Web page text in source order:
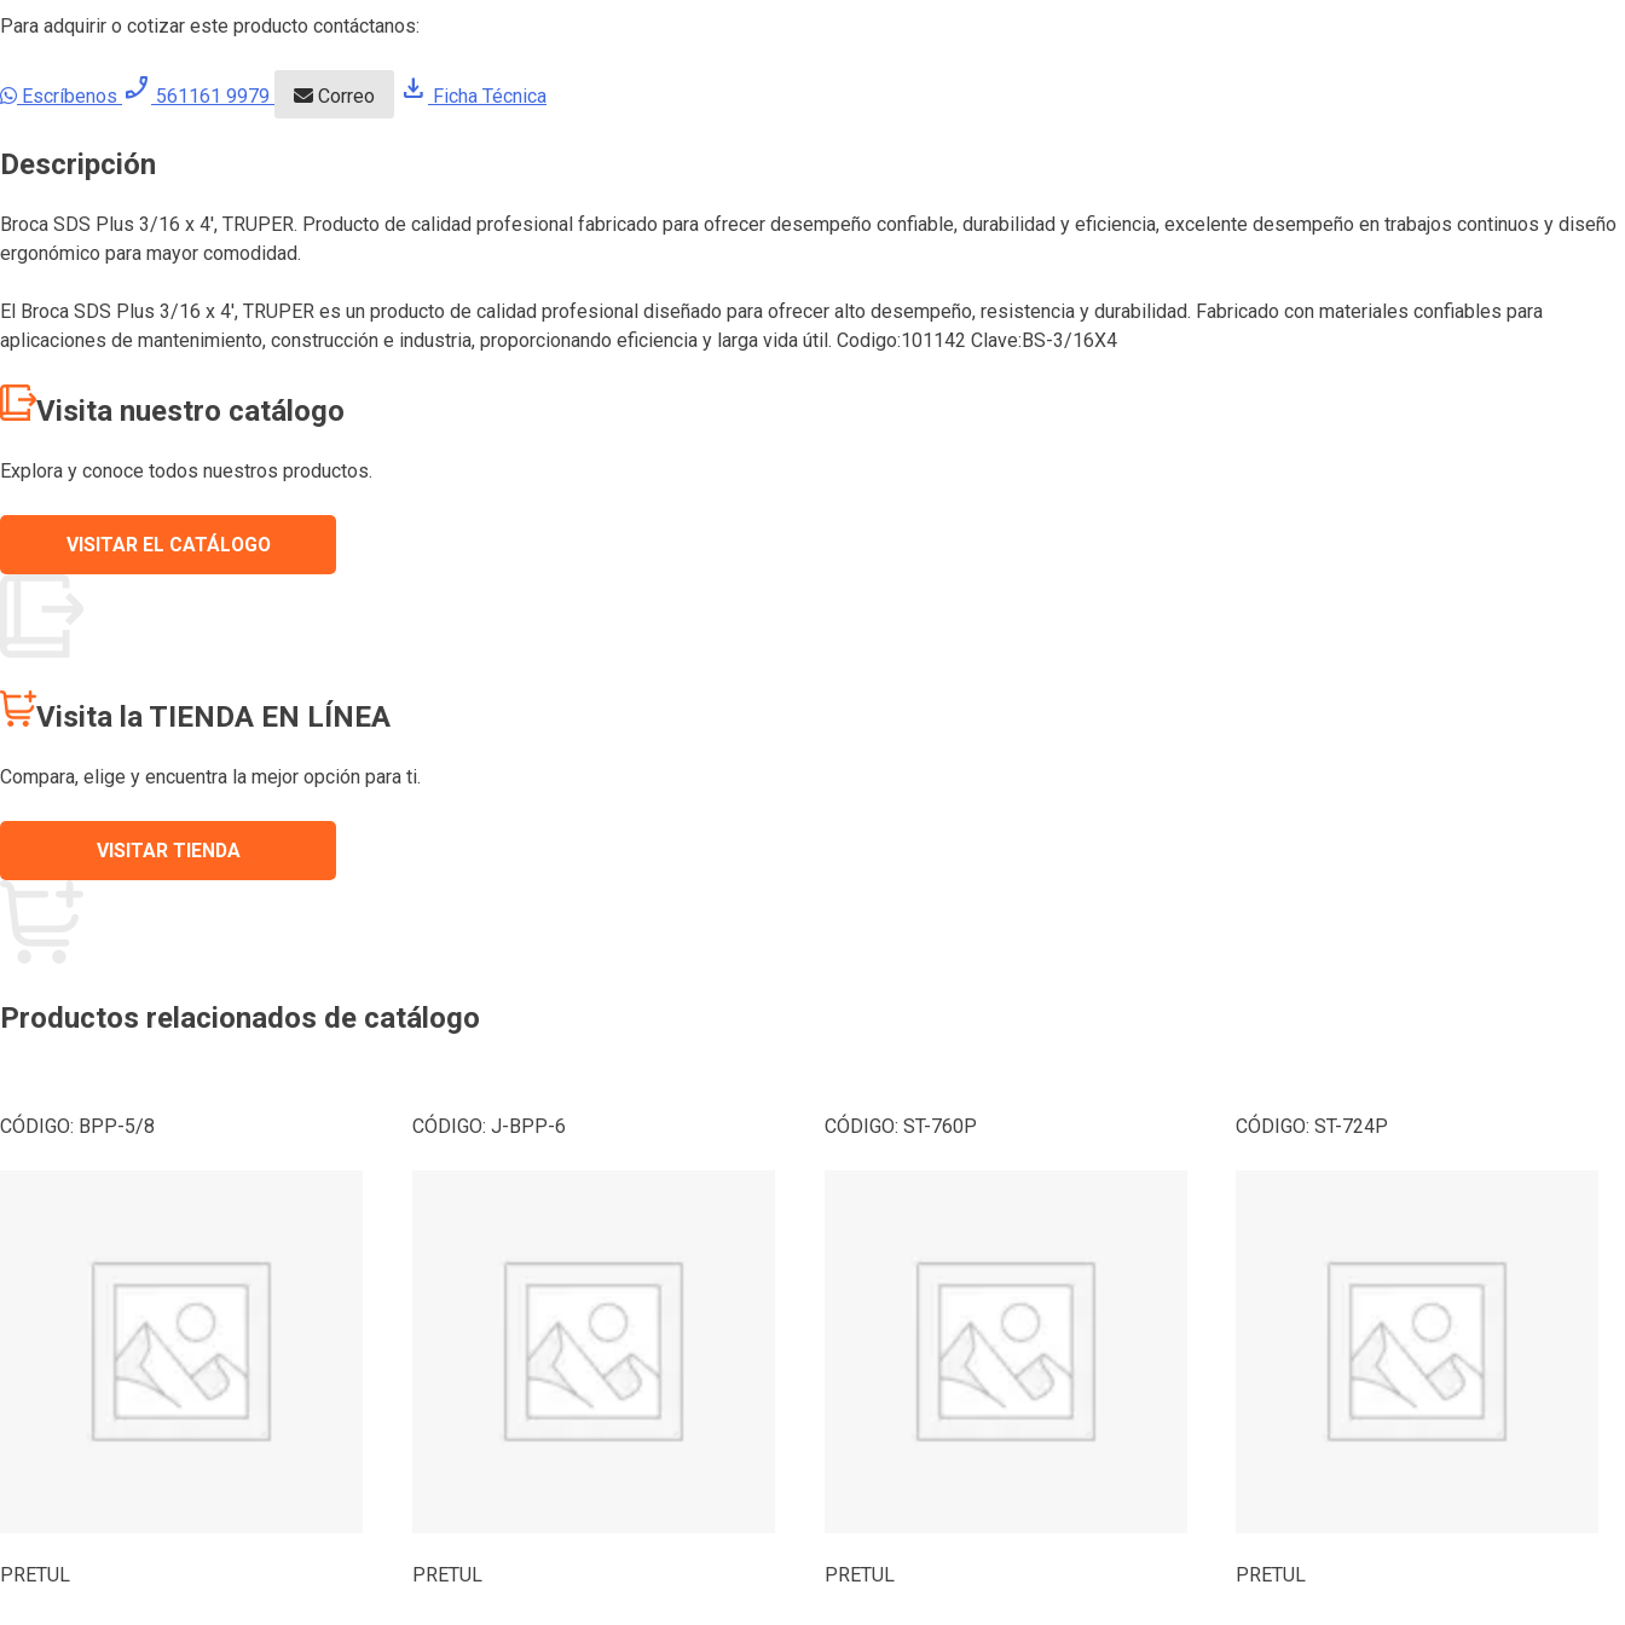
Para adquirir o cotizar este producto contáctanos:
Escríbenos phone_enabled 561161 9979 Correo download Ficha Técnica
Descripción
Broca SDS Plus 3/16 x 4′, TRUPER. Producto de calidad profesional fabricado para ofrecer desempeño confiable, durabilidad y eficiencia, excelente desempeño en trabajos continuos y diseño
ergonómico para mayor comodidad.
El Broca SDS Plus 3/16 x 4′, TRUPER es un producto de calidad profesional diseñado para ofrecer alto desempeño, resistencia y durabilidad. Fabricado con materiales confiables para
aplicaciones de mantenimiento, construcción e industria, proporcionando eficiencia y larga vida útil. Codigo:101142 Clave:BS-3/16X4
Visita nuestro catálogo
Explora y conoce todos nuestros productos.
VISITAR EL CATÁLOGO
Visita la TIENDA EN LÍNEA
Compara, elige y encuentra la mejor opción para ti.
VISITAR TIENDA
Productos relacionados de catálogo
CÓDIGO: BPP-5/8
PRETUL
CÓDIGO: J-BPP-6
PRETUL
CÓDIGO: ST-760P
PRETUL
CÓDIGO:ST-724P
PRETUL